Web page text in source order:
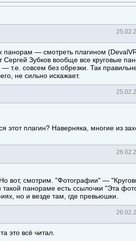
панорам — смотреть плагином
Сергей Зубков вообще все круговые
т.е. совсем без обрезки. Так
не сильно искажает.
этот плагин? Наверняка, многие из
вот, смотрим. "Фотографии" —
панораме есть ссылочки "Эта
но и везде там, где превьюшки.
это всё читал.